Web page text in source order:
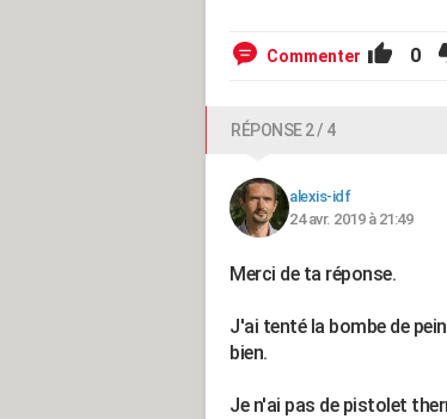
Commenter 0
RÉPONSE 2 / 4
alexis-idf
24 avr. 2019 à 21:49
Merci de ta réponse.
J'ai tenté la bombe de
bien.
Je n'ai pas de pistolet